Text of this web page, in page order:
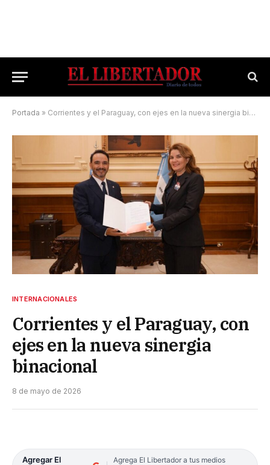
Portada » Corrientes y el Paraguay, con ejes en la nueva sinergia binacional
INTERNACIONALES
Corrientes y el Paraguay, con
ejes en la nueva sinergia
binacional
8 de mayo de 2026
Agregar El
Agrega El Libertador a tus medios